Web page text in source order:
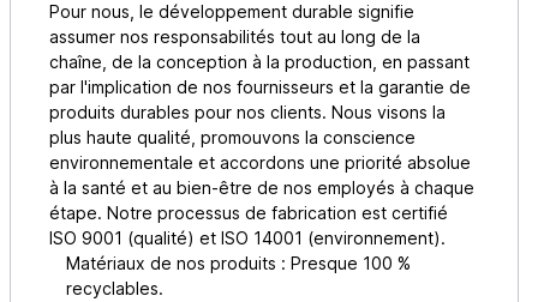
Pour nous, le développement durable signifie
assumer nos responsabilités tout au long de la
chaîne, de la conception à la production, en passant
par l'implication de nos fournisseurs et la garantie de
produits durables pour nos clients. Nous visons la
plus haute qualité, promouvons la conscience
environnementale et accordons une priorité absolue
à la santé et au bien-être de nos employés à chaque
étape. Notre processus de fabrication est certifié
ISO 9001 (qualité) et ISO 14001 (environnement).
Matériaux de nos produits : Presque 100 %
recyclables.